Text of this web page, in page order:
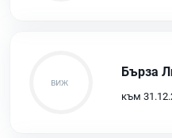
Бърза
към